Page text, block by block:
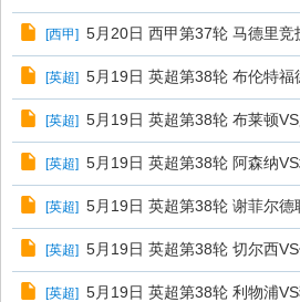
[西甲] 5月20日 西甲第37轮 马德里
[英超] 5月19日 英超第38轮 布伦特
[英超] 5月19日 英超第38轮 布莱顿
[英超] 5月19日 英超第38轮 阿森纳
[英超] 5月19日 英超第38轮 谢菲尔
[英超] 5月19日 英超第38轮 切尔西
[英超] 5月19日 英超第38轮 利物浦